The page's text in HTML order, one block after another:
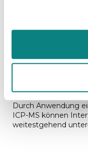
haben. Die sehr
bei unserem
STÖRENDE
DER ICP-MS
Durch Anwendung
ICP-MS können
weitestgehend